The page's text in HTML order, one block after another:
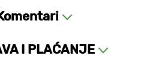
I PLAĆANJE